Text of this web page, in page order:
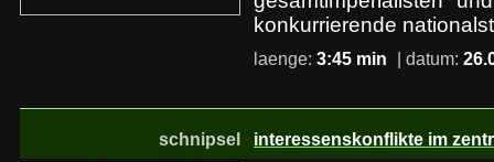
konkurrierende
laenge: 3:45 min | datum:
schnipsel interessenskonflikte im